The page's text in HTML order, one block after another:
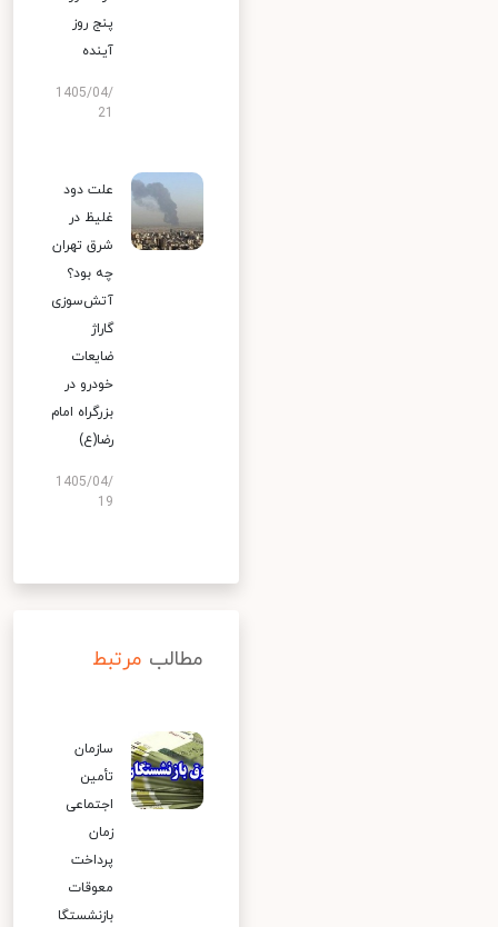
پنج روز
آینده
1405/04/
علت دود
غلیظ در
شرق تهران
چه بود؟
آتش‌سوزی
گاراژ
ضایعات
خودرو در
بزرگراه امام
رضا(ع)
1405/04/
19
مطالب مرتبط
سازمان
تأمین
اجتماعی
زمان
پرداخت
معوقات
بازنشستگا